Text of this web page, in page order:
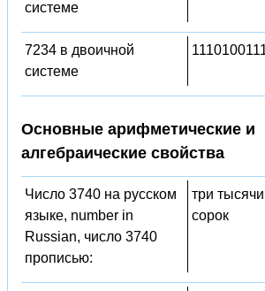
системе
7234 в двоичной
системе
Основные арифметические и
алгебраические свойства
Число 3740 на русском
языке, number in
Russian, число 3740
прописью:
три
сорок